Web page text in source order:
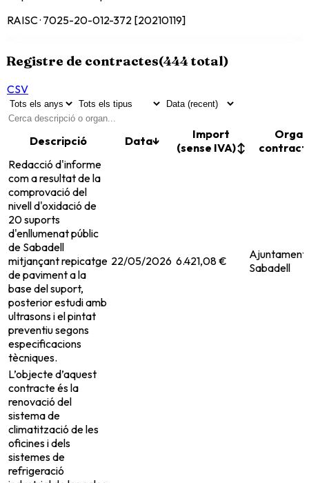
RAISC · 7025-20-012-372 [20210119]
Registre de contractes(444total)
CSV
Descripció Data↓
Import
(sense IVA)↕
Organ
Redacció d'informe
com a resultat de la
comprovació del
nivell d'oxidació de
20 suports
d'enllumenat públic
de Sabadell
mitjançant repicatge
de paviment a la
base del suport,
posterior estudi amb
ultrasons i el pintat
preventiu segons
especificacions
tècniques.
22/05/2026 6.421,08 €
Ajuntament
Sabadell
L’objecte d’aquest
contracte és la
renovació del
sistema de
climatització de les
oficines i dels
sistemes de
refrigeració